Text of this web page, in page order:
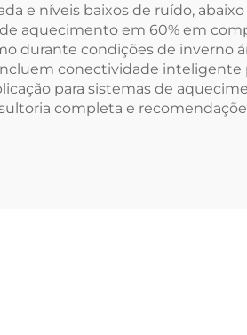
e níveis baixos de ruído,
aquecimento em 60% em
durante condições de inverno
conectividade inteligente
para sistemas de
completa e